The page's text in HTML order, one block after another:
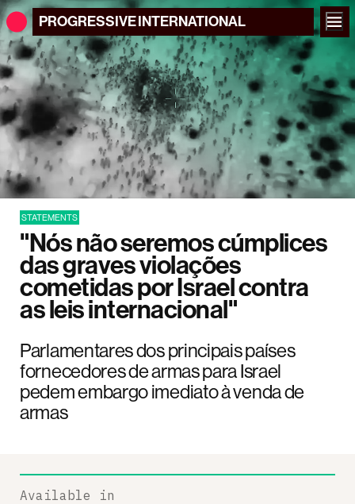
PROGRESSIVEINTERNATIONAL
STATEMENTS
"Nós não seremos cúmplices
das graves violações
cometidas por Israel contra
as leis internacional"
Parlamentares dos principais países
fornecedores de armas para Israel
pedem embargo imediato à venda de
armas
Available in